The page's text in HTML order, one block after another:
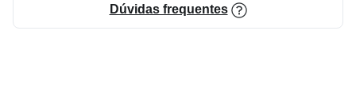
Dúvidas frequentes